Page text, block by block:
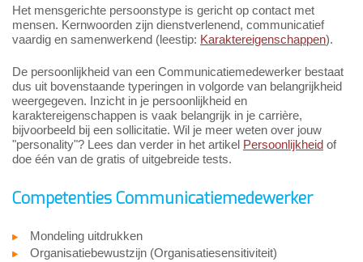
Het mensgerichte persoonstype is gericht op contact met
mensen. Kernwoorden zijn dienstverlenend, communicatief
vaardig en samenwerkend (leestip: Karaktereigenschappen).
De persoonlijkheid van een Communicatiemedewerker bestaat
dus uit bovenstaande typeringen in volgorde van belangrijkheid
weergegeven. Inzicht in je persoonlijkheid en
karaktereigenschappen is vaak belangrijk in je carrière,
bijvoorbeeld bij een sollicitatie. Wil je meer weten over jouw
"personality"? Lees dan verder in het artikel Persoonlijkheid of
doe één van de gratis of uitgebreide tests.
Competenties Communicatiemedewerker
Mondeling uitdrukken
Organisatiebewustzijn (Organisatiesensitiviteit)